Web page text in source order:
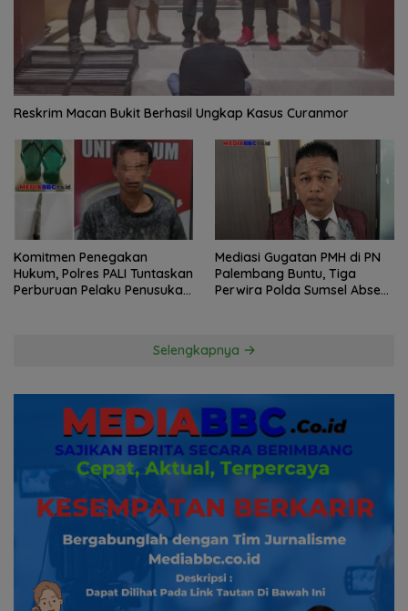
Reskrim Macan Bukit Berhasil Ungkap Kasus Curanmor
Komitmen Penegakan
Hukum, Polres PALI Tuntaskan
Perburuan Pelaku Penusukan
Mediasi Gugatan PMH di PN
Palembang Buntu, Tiga
Perwira Polda Sumsel Absen,
Selengkapnya